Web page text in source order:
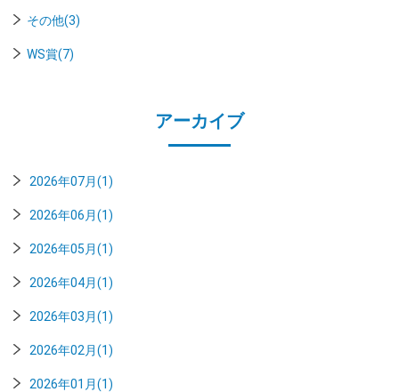
その他(3)
WS賞(7)
アーカイブ
2026年07月(1)
2026年06月(1)
2026年05月(1)
2026年04月(1)
2026年03月(1)
2026年02月(1)
2026年01月(1)